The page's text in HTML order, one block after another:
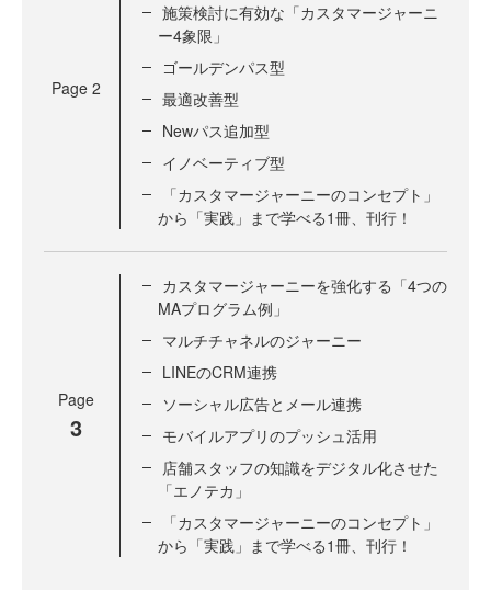
Page 2
施策検討に有効な「カスタマージャーニ
ー4象限」
ゴールデンパス型
最適改善型
Newパス追加型
イノベーティブ型
「カスタマージャーニーのコンセプト」
から「実践」まで学べる1冊、刊行！
Page
3
カスタマージャーニーを強化する「4つの
MAプログラム例」
マルチチャネルのジャーニー
LINEのCRM連携
ソーシャル広告とメール連携
モバイルアプリのプッシュ活用
店舗スタッフの知識をデジタル化させた
「エノテカ」
「カスタマージャーニーのコンセプト」
から「実践」まで学べる1冊、刊行！